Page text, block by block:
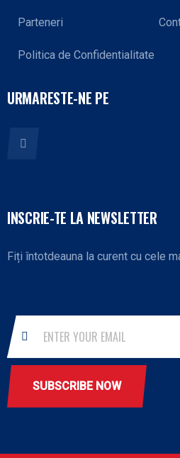
Parteneri
Politica de Confidentialitate
URMARESTE-NE PE
INSCRIE-TE LA NEWSLETTER
Fiți întotdeauna la curent cu cele
SUBSCRIBE NOW